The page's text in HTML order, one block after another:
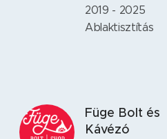
2019 - 2025
Ablaktisztítás
Füge Bolt és
Kávézó